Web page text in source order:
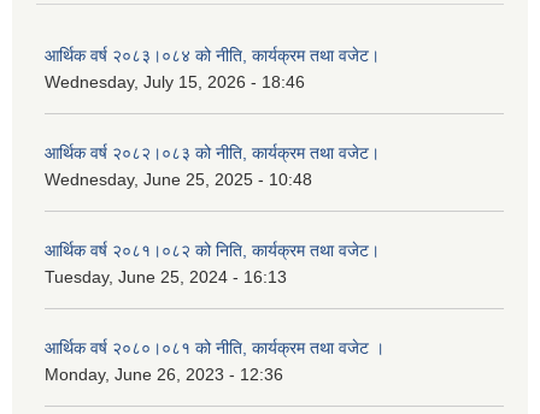
आर्थिक वर्ष २०८३।०८४ को नीति, कार्यक्रम तथा वजेट।
Wednesday, July 15, 2026 - 18:46
आर्थिक वर्ष २०८२।०८३ को नीति, कार्यक्रम तथा वजेट।
Wednesday, June 25, 2025 - 10:48
आर्थिक वर्ष २०८१।०८२ को निति, कार्यक्रम तथा वजेट।
Tuesday, June 25, 2024 - 16:13
आर्थिक वर्ष २०८०।०८१ को नीति, कार्यक्रम तथा वजेट ।
Monday, June 26, 2023 - 12:36